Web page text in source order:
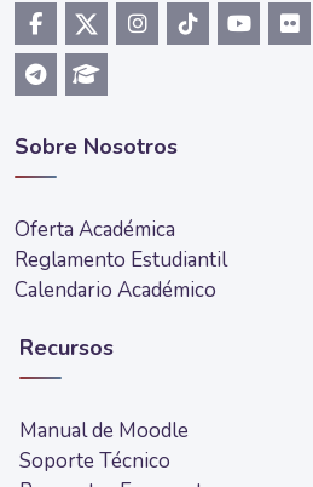
Sobre Nosotros
Oferta Académica
Reglamento Estudiantil
Calendario Académico
Recursos
Manual de Moodle
Soporte Técnico